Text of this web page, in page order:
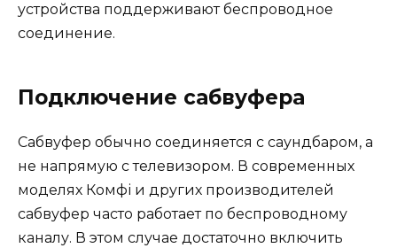
устройства поддерживают беспроводное
соединение.
Подключение сабвуфера
Сабвуфер обычно соединяется с саундбаром, а
не напрямую с телевизором. В современных
моделях Комфі и других производителей
сабвуфер часто работает по беспроводному
каналу. В этом случае достаточно включить